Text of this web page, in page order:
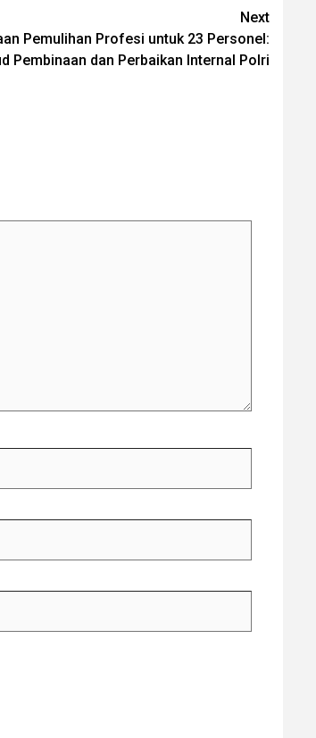
Next
Pemulihan Profesi untuk 23 Personel:
Pembinaan dan Perbaikan Internal Polri